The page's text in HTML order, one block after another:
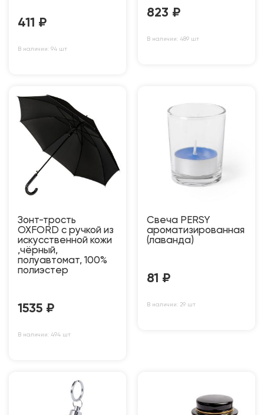
411 ₽
В наличии: 94 шт
823 ₽
В наличии: 489 шт
Зонт-трость
OXFORD с ручкой из
искусственной кожи
,чёрный,
полуавтомат, 100%
полиэстер
1535 ₽
В наличии: 494 шт
Свеча PERSY
ароматизированная
(лаванда)
81 ₽
В наличии: 29 шт